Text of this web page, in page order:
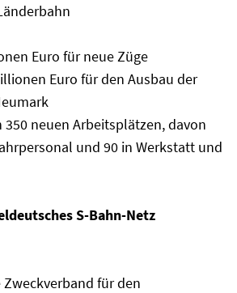
Euro für neue Züge
Euro für den Ausbau der
350 neuen Arbeitsplätzen, davon
und 90 in Werkstatt und
S-Bahn-Netz
für den